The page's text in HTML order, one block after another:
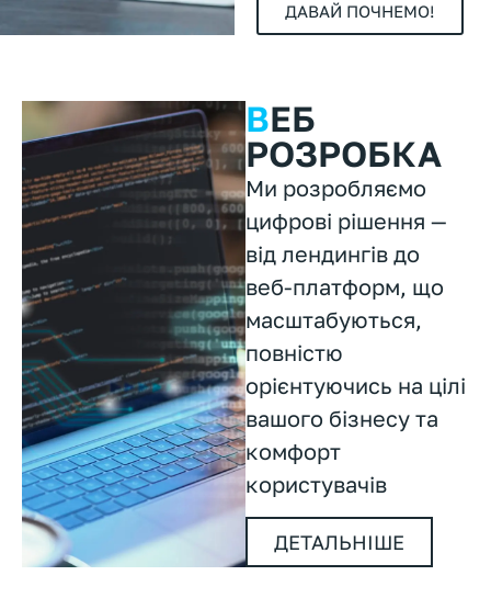
ДАВАЙ ПОЧНЕМО!
ВЕБ
РОЗРОБКА
Ми розробляємо
цифрові рішення —
від лендингів до
веб-платформ, що
масштабуються,
повністю
орієнтуючись на цілі
вашого бізнесу та
комфорт
користувачів
ДЕТАЛЬНІШЕ